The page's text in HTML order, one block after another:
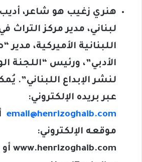
هنري زغيب هو شاعر،
لبناني، مدير مركز التراث
اللبنانية الأميركية، مدير
الأدبي”، ورئيس “اللجنة
لنشر الإبداع اللبناني”.
عبر بريده الإلكتروني:
email@henrizoghaib.com
موقعه الإلكتروني:
www.henrizoghaib.com